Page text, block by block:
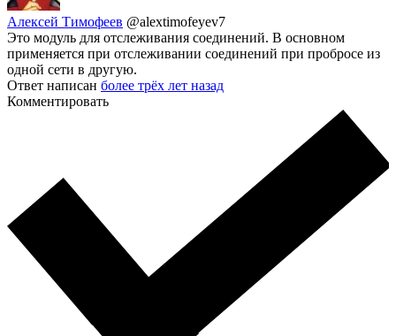
Алексей Тимофеев @alextimofeyev7
Это модуль для отслеживания соединений. В основном
применяется при отслеживании соединений при пробросе из
одной сети в другую.
Ответ написан более трёх лет назад
Комментировать